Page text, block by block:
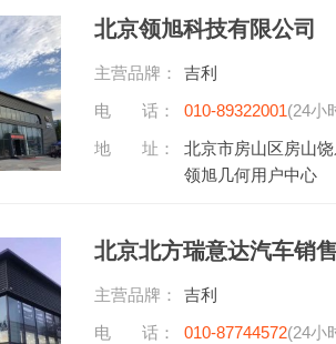
北京领旭科技有限公司
主营品牌：
吉利
电 话：
010-89322001(24小
地 址：
北京市房山区房山
领旭几何用户中心
北京北方瑞意达汽车销
主营品牌：
吉利
电 话：
010-87744572(24小